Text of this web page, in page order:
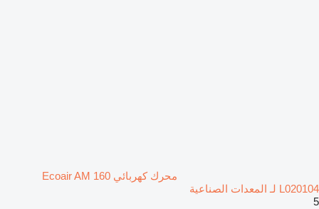
محرك كهربائي Ecoair AM 160
L020104 لـ المعدات الصناعية
5